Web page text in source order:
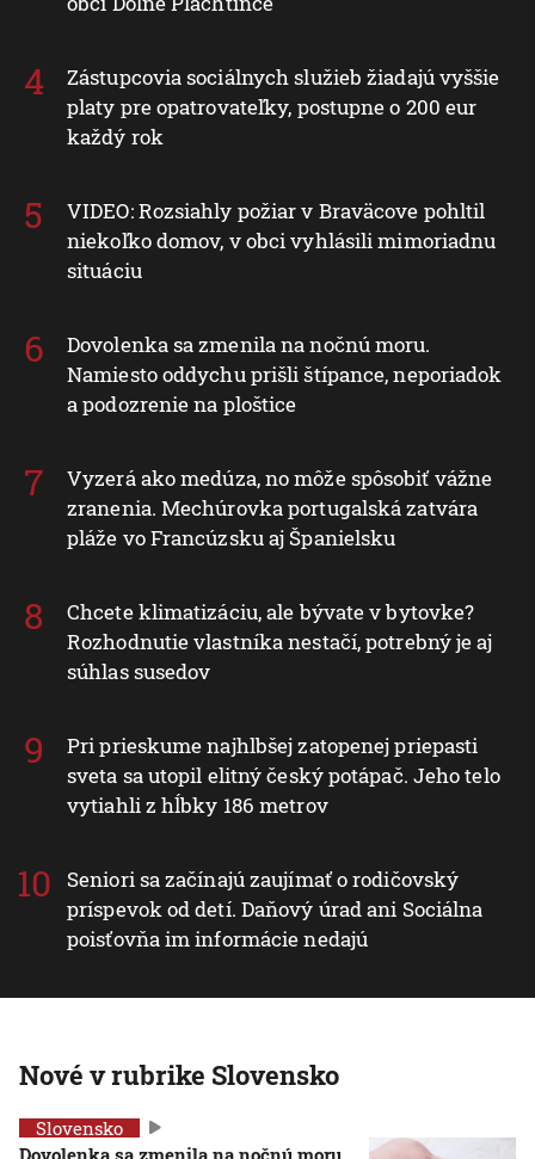
Zástupcovia sociálnych služieb žiadajú vyššie
platy pre opatrovateľky, postupne o 200 eur
každý rok
VIDEO: Rozsiahly požiar v Braväcove pohltil
niekoľko domov, v obci vyhlásili mimoriadnu
situáciu
Dovolenka sa zmenila na nočnú moru.
Namiesto oddychu prišli štípance, neporiadok
a podozrenie na ploštice
Vyzerá ako medúza, no môže spôsobiť vážne
zranenia. Mechúrovka portugalská zatvára
pláže vo Francúzsku aj Španielsku
Chcete klimatizáciu, ale bývate v bytovke?
Rozhodnutie vlastníka nestačí, potrebný je aj
súhlas susedov
Pri prieskume najhlbšej zatopenej priepasti
sveta sa utopil elitný český potápač. Jeho telo
vytiahli z hĺbky 186 metrov
Seniori sa začínajú zaujímať o rodičovský
príspevok od detí. Daňový úrad ani Sociálna
poisťovňa im informácie nedajú
Nové v rubrike Slovensko
Slovensko
Dovolenka sa zmenila na nočnú moru.